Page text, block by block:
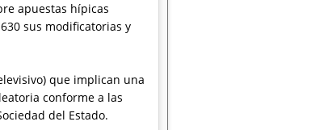
apuestas hípicas
sus modificatorias y
que implican una
conforme a las
del Estado.